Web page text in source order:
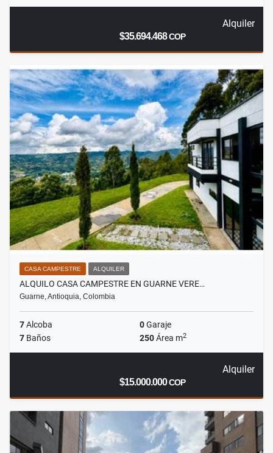
Alquiler
$35.694.468COP
CASA CAMPESTRE ALQUILER
ALQUILO CASA CAMPESTRE EN GUARNE VERE…
Guarne, Antioquia, Colombia
7Alcoba 0Garaje
7 Baños 250Área m2
Alquiler
$15.000.000COP